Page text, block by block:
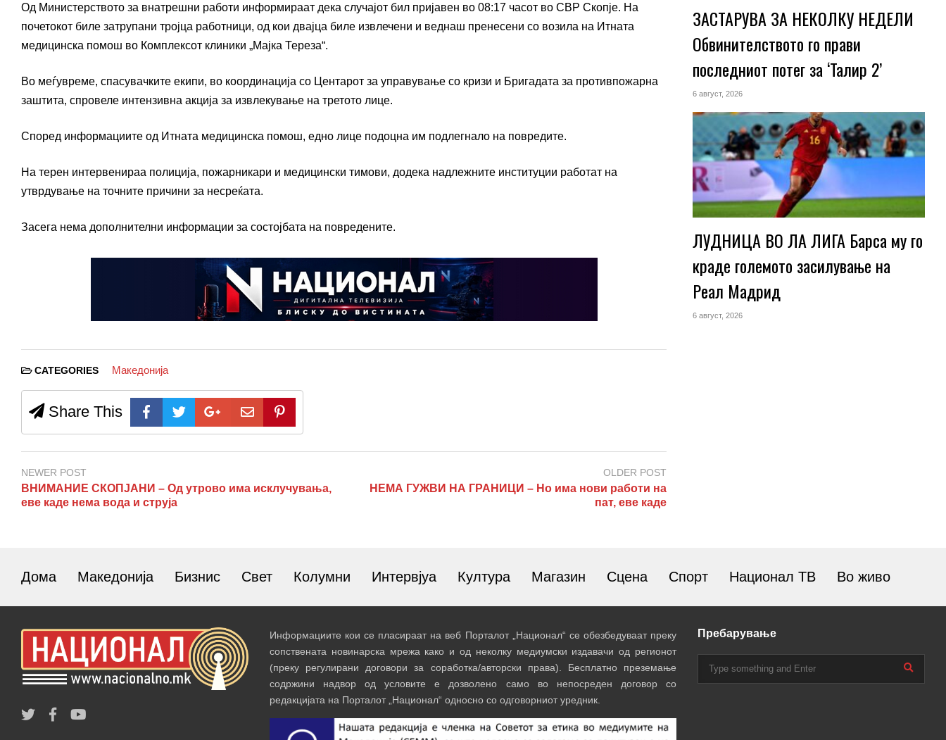
Од Министерството за внатрешни работи информираат дека случајот бил пријавен во 08:17 часот во СВР Скопје. На
почетокот биле затрупани тројца работници, од кои двајца биле извлечени и веднаш пренесени со возила на Итната
медицинска помош во Комплексот клиники „Мајка Тереза“.
Во меѓувреме, спасувачките екипи, во координација со Центарот за управување со кризи и Бригадата за противпожарна
заштита, спровеле интензивна акција за извлекување на третото лице.
Според информациите од Итната медицинска помош, едно лице подоцна им подлегнало на повредите.
На терен интервенираа полиција, пожарникари и медицински тимови, додека надлежните институции работат на
утврдување на точните причини за несреќата.
Засега нема дополнителни информации за состојбата на повредените.
CATEGORIES Македонија
Share This
NEWER POST
ВНИМАНИЕ СКОПЈАНИ – Од утрово има исклучувања,
еве каде нема вода и струја
OLDER POST
НЕМА ГУЖВИ НА ГРАНИЦИ – Но има нови работи на
пат, еве каде
ЗАСТАРУВА ЗА НЕКОЛКУ НЕДЕЛИ
Обвинителството го прави
последниот потег за ‘Талир 2’
6 август, 2026
ЛУДНИЦА ВО ЛА ЛИГА Барса му го
краде големото засилување на
Реал Мадрид
6 август, 2026
Дома Македонија Бизнис Свет Колумни Интервјуа Култура Магазин Сцена Спорт Национал ТВ Во живо
Информациите кои се пласираат на веб Порталот „Национал“ се обезбедуваат преку
сопствената новинарска мрежа како и од неколку медиумски издавачи од регионот
(преку регулирани договори за соработка/авторски права). Бесплатно преземање
содржини надвор од условите е дозволено само во непосреден договор со
редакцијата на Порталот „Национал“ односно со одговорниот уредник.
Пребарување